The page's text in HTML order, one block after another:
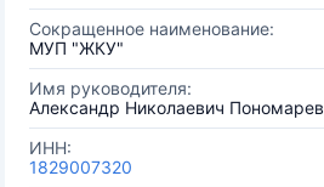
Сокращенное наименование:
МУП "ЖКУ"
Имя руководителя:
Александр Николаевич Пономарев
ИНН:
1829007320